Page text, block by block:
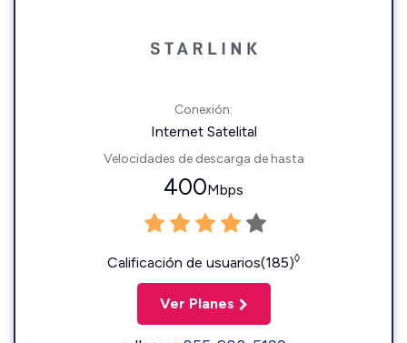
Conexión:
Internet Satelital
Velocidades de descarga de hasta
400Mbps
Calificación de usuarios(185)◊
Ver Planes